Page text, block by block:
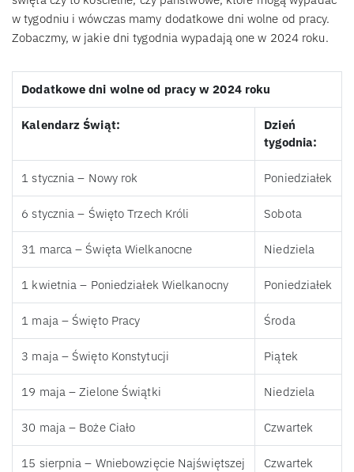
w tygodniu i wówczas mamy dodatkowe dni wolne od pracy.
Zobaczmy, w jakie dni tygodnia wypadają one w 2024 roku.
Dodatkowe dni wolne od pracy w 2024 roku
Kalendarz Świąt:
Dzień
tygodnia:
1 stycznia – Nowy rok Poniedziałek
6 stycznia – Święto Trzech Króli Sobota
31 marca – Święta Wielkanocne Niedziela
1 kwietnia – Poniedziałek Wielkanocny Poniedziałek
1 maja – Święto Pracy Środa
3 maja – Święto Konstytucji Piątek
19 maja – Zielone Świątki Niedziela
30 maja – Boże Ciało Czwartek
15 sierpnia – Wniebowzięcie Najświętszej
Czwartek